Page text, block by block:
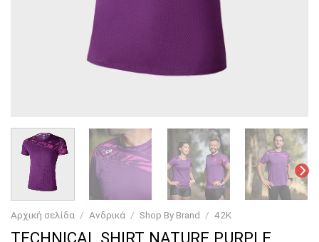
Αρχική σελίδα / Ανδρικά / Shop By Brand / 42K
TECHNICAL SHIRT NATURE PURPLE